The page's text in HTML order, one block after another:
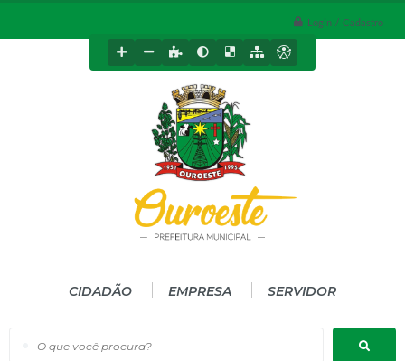
Login / Cadastro
O que você procura?
CIDADÃO EMPRESA SERVIDOR